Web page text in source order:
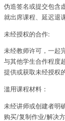
伪造签名或提交包含
就出席课程、延迟退
未经授权的合作:
未经教师许可，一起
与其他学生合作程度
提供或获取未经授权
滥用课程材料：
未经讲师或创建者明
购买/复制作业/解决